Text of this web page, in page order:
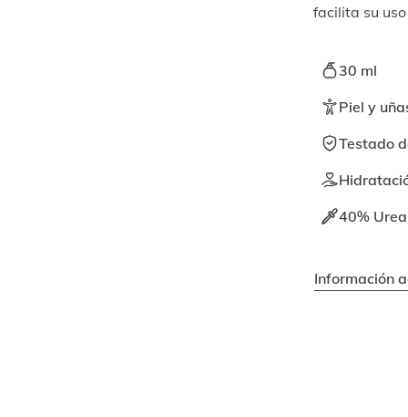
facilita su
30 ml
Piel y
Testado
40%
Información